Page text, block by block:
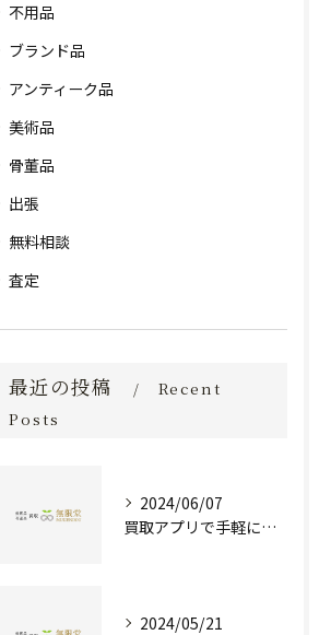
不用品
ブランド品
アンティーク品
美術品
骨董品
出張
無料相談
査定
最近の投稿
Recent
Posts
2024/06/07
買取アプリで手軽に現金化！あなたの不要品が宝物に変わる方法とは？
2024/05/21